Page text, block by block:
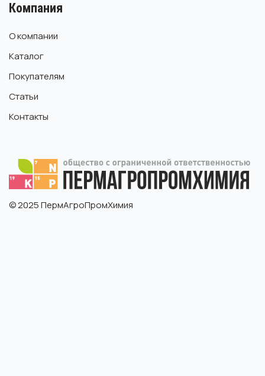
Компания
О компании
Каталог
Покупателям
Статьи
Контакты
© 2025 ПермАгроПромХимия